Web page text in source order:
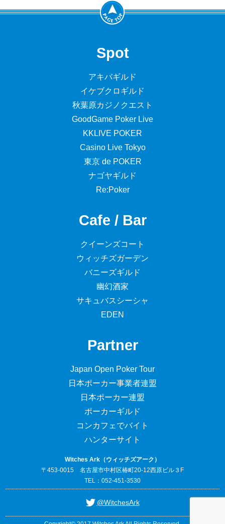
Spot
アキバギルド
イケブクロギルド
秋葉原カジノクエスト
GoodGame Poker Live
KKLIVE POKER
Casino Live Tokyo
東京 de POKER
ナゴヤギルド
Re:Poker
Cafe / Bar
クイーンズコート
ウィッチズガーデン
バニーズギルド
幽幻酒家
サキュバスシーシャ
EDEN
Partner
Japan Open Poker Tour
日本ポーカー事業者連盟
日本ポーカー連盟
ポーカーギルド
コンカフェでバイト
ハンターサイト
Witches Ark（ウィッチズアーク）
〒453-0015 名古屋市中村区椿町20-12西原ビル３F
TEL：052-451-3530
@WitchesArk